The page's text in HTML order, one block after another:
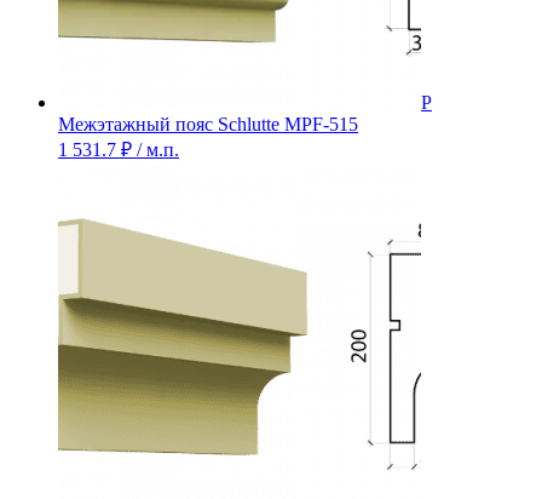
Межэтажный пояс Schlutte MPF-515
1 531.7 ₽ / м.п.